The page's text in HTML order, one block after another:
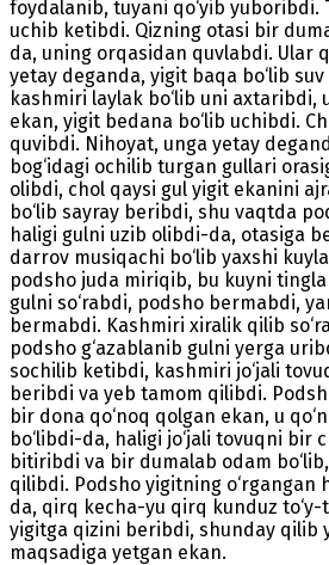
foydalanib, tuyani qo‘yib yuboribdi.
uchib ketibdi. Qizning otasi bir
da, uning orqasidan quvlabdi. Ular
yetay deganda, yigit baqa bo‘lib
kashmiri laylak bo‘lib uni axtaribdi,
ekan, yigit bedana bo‘lib uchibdi.
quvibdi. Nihoyat, unga yetay
bog‘idagi ochilib turgan gullari
olibdi, chol qaysi gul yigit ekanini
bo‘lib sayray beribdi, shu vaqtda
haligi gulni uzib olibdi-da, otasiga
darrov musiqachi bo‘lib yaxshi
podsho juda miriqib, bu kuyni
gulni so‘rabdi, podsho bermabdi,
bermabdi. Kashmiri xiralik qilib
podsho g‘azablanib gulni yerga
sochilib ketibdi, kashmiri jo‘jali
beribdi va yeb tamom qilibdi.
bir dona qo‘noq qolgan ekan, u
bo‘libdi-da, haligi jo‘jali tovuqni bir
bitiribdi va bir dumalab odam
qilibdi. Podsho yigitning o‘rgangan
da, qirq kecha-yu qirq kunduz
yigitga qizini beribdi, shunday qilib
maqsadiga yetgan ekan.